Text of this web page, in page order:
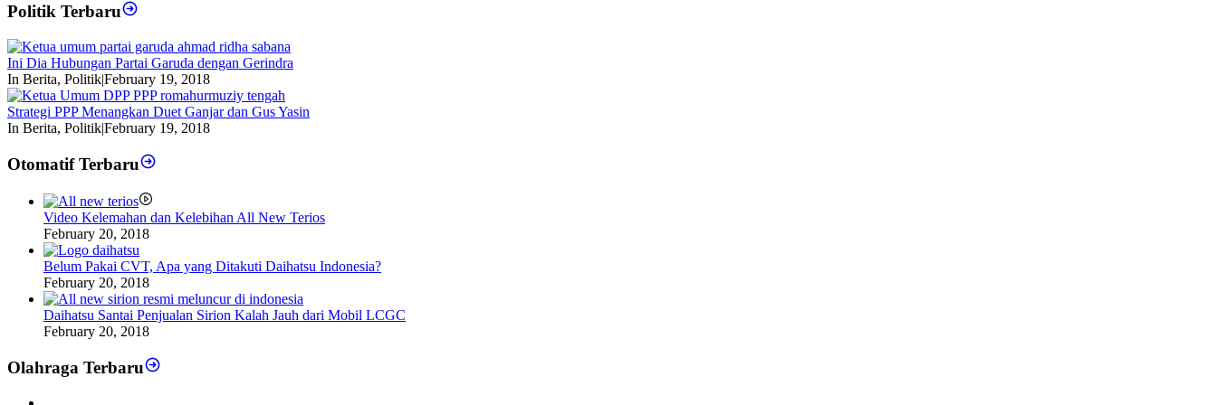
Politik Terbaru
Ini Dia Hubungan Partai Garuda dengan Gerindra
In Berita, Politik|February 19, 2018
Strategi PPP Menangkan Duet Ganjar dan Gus Yasin
In Berita, Politik|February 19, 2018
Otomatif Terbaru
Video Kelemahan dan Kelebihan All New Terios
February 20, 2018
Belum Pakai CVT, Apa yang Ditakuti Daihatsu Indonesia?
February 20, 2018
Daihatsu Santai Penjualan Sirion Kalah Jauh dari Mobil LCGC
February 20, 2018
Olahraga Terbaru